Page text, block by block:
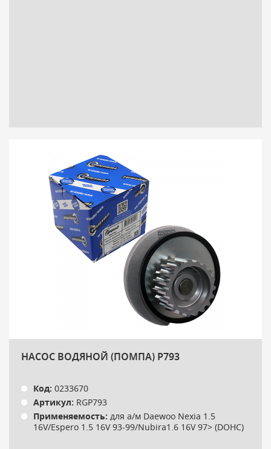
НАСОС ВОДЯНОЙ (ПОМПА) P793
Код: 0233670
Артикул: RGP793
Применяемость: для а/м Daewoo Nexia 1.5
16V/Espero 1.5 16V 93-99/Nubira1.6 16V 97> (DOHC)